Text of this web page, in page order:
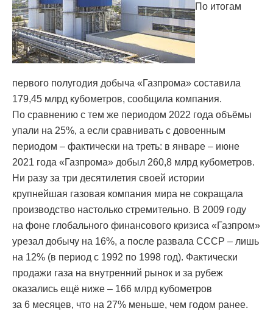
По итогам
первого полугодия добыча «Газпрома» составила
179,45 млрд кубометров, сообщила компания.
По сравнению с тем же периодом 2022 года объёмы
упали на 25%, а если сравнивать с довоенным
периодом – фактически на треть: в январе – июне
2021 года «Газпрома» добыл 260,8 млрд кубометров.
Ни разу за три десятилетия своей истории
крупнейшая газовая компания мира не сокращала
производство настолько стремительно. В 2009 году
на фоне глобального финансового кризиса «Газпром»
урезал добычу на 16%, а после развала СССР – лишь
на 12% (в период с 1992 по 1998 год). Фактически
продажи газа на внутренний рынок и за рубeж
оказались ещё ниже – 166 млрд кубометров
за 6 месяцев, что на 27% меньше, чем годом ранее.